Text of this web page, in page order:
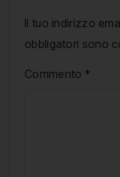
Il tuo indirizzo
obbligatori sono
Commento *